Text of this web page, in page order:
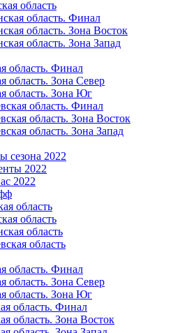
область
область. Финал
область. Зона Восток
область. Зона Запад
область. Финал
область. Зона Север
область. Зона Юг
область. Финал
область. Зона Восток
область. Зона Запад
сезона 2022
2022
2022
область
область
область
область
область. Финал
область. Зона Север
область. Зона Юг
область. Финал
область. Зона Восток